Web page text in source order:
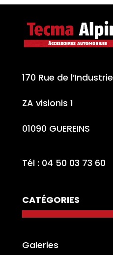
170 Rue de l’Industrie
ZA visionis 1
01090 GUEREINS
Tél : 04 50 03 73 60
CATÉGORIES
Galeries